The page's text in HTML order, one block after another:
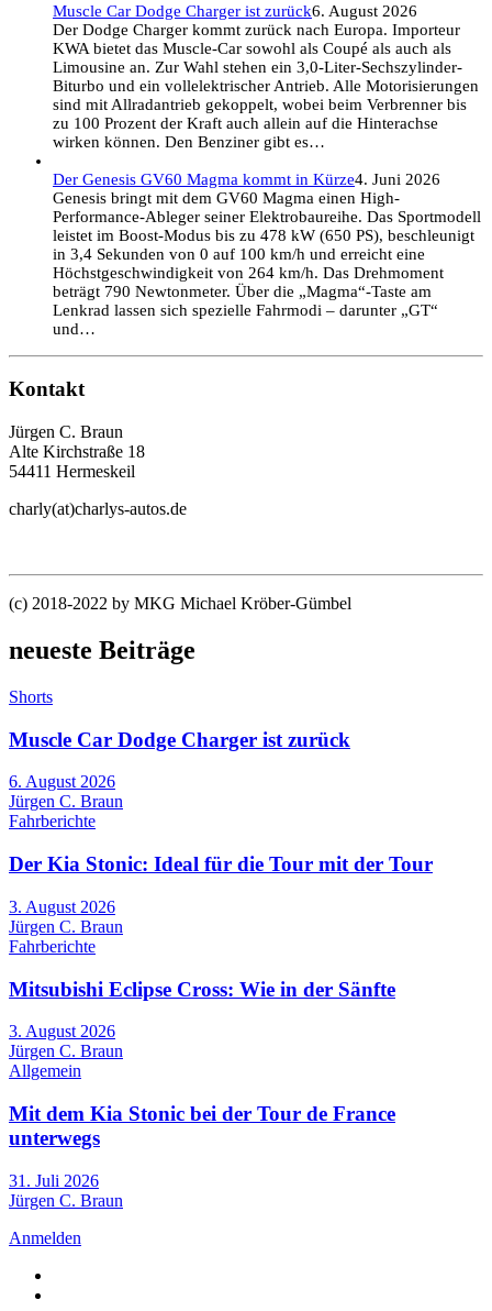
Muscle Car Dodge Charger ist zurück6. August 2026
Der Dodge Charger kommt zurück nach Europa. Importeur
KWA bietet das Muscle-Car sowohl als Coupé als auch als
Limousine an. Zur Wahl stehen ein 3,0-Liter-Sechszylinder-
Biturbo und ein vollelektrischer Antrieb. Alle Motorisierungen
sind mit Allradantrieb gekoppelt, wobei beim Verbrenner bis
zu 100 Prozent der Kraft auch allein auf die Hinterachse
wirken können. Den Benziner gibt es…
Der Genesis GV60 Magma kommt in Kürze4. Juni 2026
Genesis bringt mit dem GV60 Magma einen High-
Performance-Ableger seiner Elektrobaureihe. Das Sportmodell
leistet im Boost-Modus bis zu 478 kW (650 PS), beschleunigt
in 3,4 Sekunden von 0 auf 100 km/h und erreicht eine
Höchstgeschwindigkeit von 264 km/h. Das Drehmoment
beträgt 790 Newtonmeter. Über die „Magma“-Taste am
Lenkrad lassen sich spezielle Fahrmodi – darunter „GT“
und…
Kontakt
Jürgen C. Braun
Alte Kirchstraße 18
54411 Hermeskeil
charly(at)charlys-autos.de
(c) 2018-2022 by MKG Michael Kröber-Gümbel
neueste Beiträge
Shorts
Muscle Car Dodge Charger ist zurück
6. August 2026
Jürgen C. Braun
Fahrberichte
Der Kia Stonic: Ideal für die Tour mit der Tour
3. August 2026
Jürgen C. Braun
Fahrberichte
Mitsubishi Eclipse Cross: Wie in der Sänfte
3. August 2026
Jürgen C. Braun
Allgemein
Mit dem Kia Stonic bei der Tour de France
unterwegs
31. Juli 2026
Jürgen C. Braun
Anmelden